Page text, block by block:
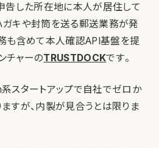
告した所在地に本人が居住して
ガキや封筒を送る郵送業務が発
も含めて本人確認API基盤を提
チャーのTRUSTDOCKです。
スタートアップで自社でゼロか
すが、内製が見合うとは限りま